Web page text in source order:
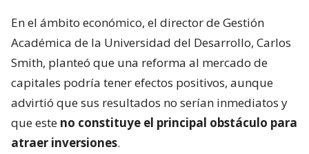
En el ámbito económico, el director de Gestión
Académica de la Universidad del Desarrollo, Carlos
Smith, planteó que una reforma al mercado de
capitales podría tener efectos positivos, aunque
advirtió que sus resultados no serían inmediatos y
que este no constituye el principal obstáculo para
atraer inversiones.